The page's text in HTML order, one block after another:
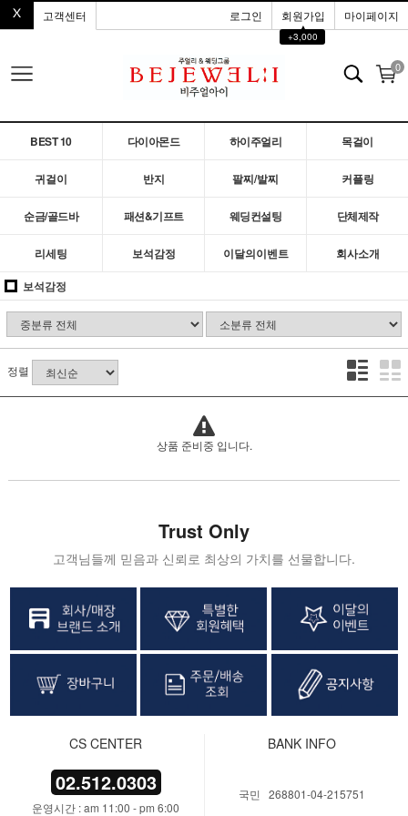
고객센터 로그인 회원가입
▲
+3,000
마이페이지
0
BEST 10 다이아몬드 하이주얼리 목걸이
귀걸이 반지 팔찌/발찌 커플링
순금/골드바 패션&기프트 웨딩컨설팅 단체제작
리세팅 보석감정 이달의이벤트
회사소개
보석감정
정렬
상품 준비중 입니다.
Trust Only
고객님들께 믿음과 신뢰로 최상의 가치를 선물합니다.
CS CENTER
02.512.0303
운영시간 : am 11:00 - pm 6:00
BANK INFO
국민 268801-04-215751